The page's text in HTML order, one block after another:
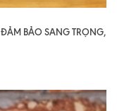
BẢO SANG TRỌNG,